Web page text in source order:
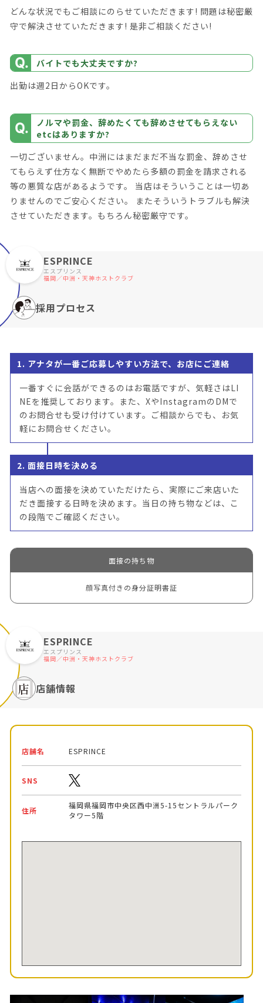
どんな状況でもご相談にのらせていただきます! 問題は秘密厳
守で解決させていただきます! 是非ご相談ください!
バイトでも大丈夫ですか?
出勤は週2日からOKです。
ノルマや罰金、辞めたくても辞めさせてもらえない
etcはありますか?
一切ございません。中洲にはまだまだ不当な罰金、辞めさせ
てもらえず仕方なく無断でやめたら多額の罰金を請求される
等の悪質な店があるようです。 当店はそういうことは一切あ
りませんのでご安心ください。 またそういうトラブルも解決
させていただきます。もちろん秘密厳守です。
ESPRINCE
エスプリンス
福岡／中洲・天神ホストクラブ
採用プロセス
1. アナタが一番ご応募しやすい方法で、お店にご連絡
一番すぐに会話ができるのはお電話ですが、気軽さはLI
NEを推奨しております。また、XやInstagramのDMで
のお問合せも受け付けています。ご相談からでも、お気
軽にお問合せください。
2. 面接日時を決める
当店への面接を決めていただけたら、実際にご来店いた
だき面接する日時を決めます。当日の持ち物などは、こ
の段階でご確認ください。
面接の持ち物
顔写真付きの身分証明書証
ESPRINCE
エスプリンス
福岡／中洲・天神ホストクラブ
店舗情報
店舗名 ESPRINCE
SNS
住所
福岡県福岡市中央区西中洲5-15セントラルパーク
タワー5階